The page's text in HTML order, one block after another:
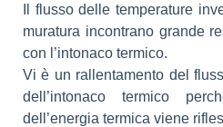
Il flusso delle temperature
muratura incontrano grande
con l’intonaco termico.
Vi è un rallentamento del
dell’intonaco termico
dell’energia termica viene